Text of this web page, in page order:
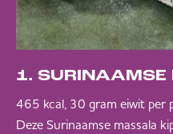
1.
465 kcal, 30 gram eiwit per
Deze Surinaamse massala